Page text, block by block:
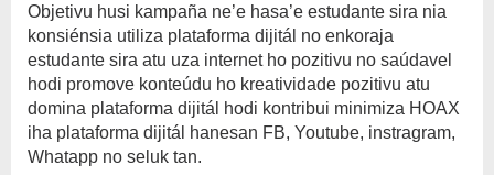
Objetivu husi kampaña ne’e hasa’e estudante sira nia
konsiénsia utiliza plataforma dijitál no enkoraja
estudante sira atu uza internet ho pozitivu no saúdavel
hodi promove konteúdu ho kreatividade pozitivu atu
domina plataforma dijitál hodi kontribui minimiza HOAX
iha plataforma dijitál hanesan FB, Youtube, instragram,
Whatapp no seluk tan.